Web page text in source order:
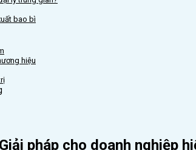
bao bì
hiệu
pháp cho doanh nghiệp